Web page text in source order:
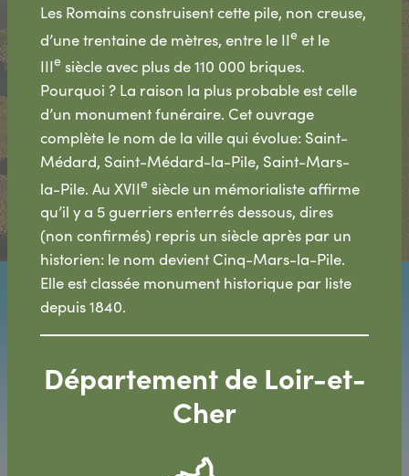
Les Romains construisent cette pile, non creuse,
d’une trentaine de mètres, entre le IIeet le
IIIesiècle avec plus de 110 000 briques.
Pourquoi ? La raison la plus probable est celle
d’un monument funéraire. Cet ouvrage
complète le nom de la ville qui évolue: Saint-
Médard, Saint-Médard-la-Pile, Saint-Mars-
la-Pile. Au XVIIesiècle un mémorialiste affirme
qu’il y a 5 guerriers enterrés dessous, dires
(non confirmés) repris un siècle après par un
historien: le nom devient Cinq-Mars-la-Pile.
Elle est classée monument historique par liste
depuis 1840.
Département de Loir-et-
Cher